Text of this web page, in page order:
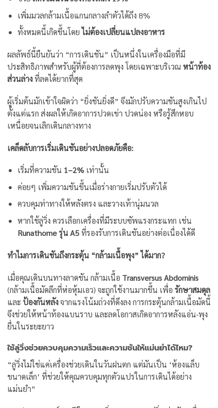
เพิ่มมวลกล้ามเนื้อแกนกลางลำตัวได้ถึง 8%
ทั้งหมดนี้เกิดขึ้นโดยไม่ต้องเปลี่ยนแปลงอาหาร
ผลลัพธ์นี้ยืนยันว่า “การเดินชัน” เป็นหนึ่งในเครื่องมือที่มี
ประสิทธิภาพสำหรับผู้ที่ต้องการลดพุง โดยเฉพาะบริเวณ หน้าท้อง
ส่วนล่างที่ลดได้ยากที่สุด
ผู้เริ่มต้นมักเข้าใจผิดว่า “ยิ่งชันยิ่งดี” จึงมักปรับความชันสูงเกินไป
ตั้งแต่แรก ส่งผลให้เกิดอาการปวดเข่า ปวดน่อง หรือรู้สึกหอบ
เหนื่อยจนเลิกเดินกลางทาง
เคล็ดลับการเริ่มเดินชันอย่างปลอดภัยคือ:
เริ่มที่ความชัน 1–2%เท่านั้น
ค่อยๆ เพิ่มความชันขึ้นเมื่อร่างกายเริ่มปรับตัวได้
ควบคุมท่าทางให้หลังตรง และวางเท้านุ่มนวล
หากใช้ลู่วิ่ง ควรเลือกเครื่องที่มีระบบซัพแรงกระแทก เช่น
Runathome รุ่น A5ที่รองรับการเดินชันอย่างต่อเนื่องได้ดี
ทำไมการเดินชันถึงกระตุ้น “กล้ามเนื้อพุง” ได้มาก?
เมื่อคุณเดินบนทางลาดชัน กล้ามเนื้อ Transversus Abdominis
(กล้ามเนื้อมัดลึกที่ห่อหุ้มเอว) จะถูกใช้งานมากขึ้น เพื่อ รักษาสมดุล
และ ป้องกันหลังจากแรงโน้มถ่วงที่ดึงลง การกระตุ้นกล้ามเนื้อมัดนี้
จึงช่วยให้หน้าท้องแบนราบ และลดโอกาสเกิดอาการหลังแอ่น-พุง
ยื่นในระยะยาว
ใช้ลู่วิ่งช่วยควบคุมความเร็วและความชันให้แม่นยำได้ไหม?
“ลู่วิ่งไม่ใช่แค่เครื่องช่วยเดินในวันฝนตก แต่มันเป็น ‘ห้องแล็บ
ขนาดเล็ก’ ที่ช่วยให้คุณควบคุมทุกตัวแปรในการเดินได้อย่าง
แม่นยำ”